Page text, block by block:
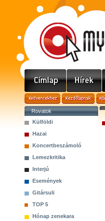
Rovatok
Külföldi
Hazai
Koncertbeszámoló
Lemezkritika
Interjú
Események
Gitársuli
TOP 5
Hónap zenekara